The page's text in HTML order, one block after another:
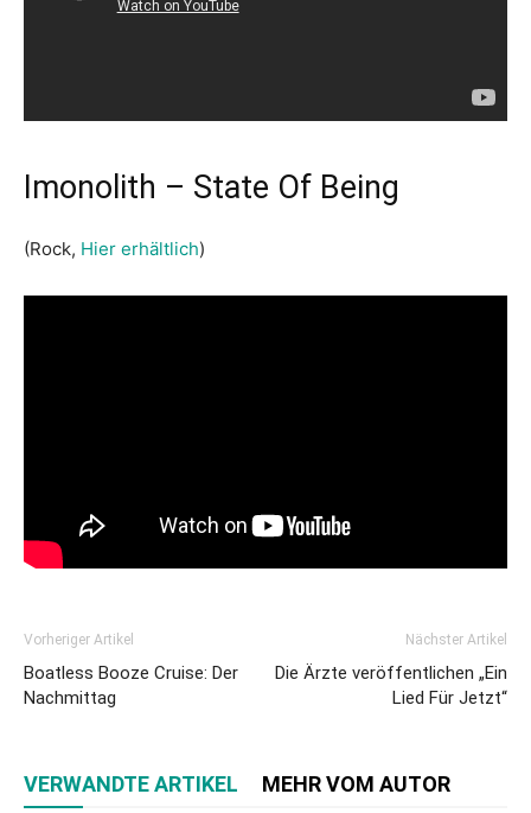
Imonolith – State Of Being
(Rock, Hier erhältlich)
Vorheriger Artikel
Boatless Booze Cruise: Der
Nachmittag
Nächster Artikel
Die Ärzte veröffentlichen „Ein
Lied Für Jetzt“
VERWANDTE ARTIKEL MEHR VOM AUTOR